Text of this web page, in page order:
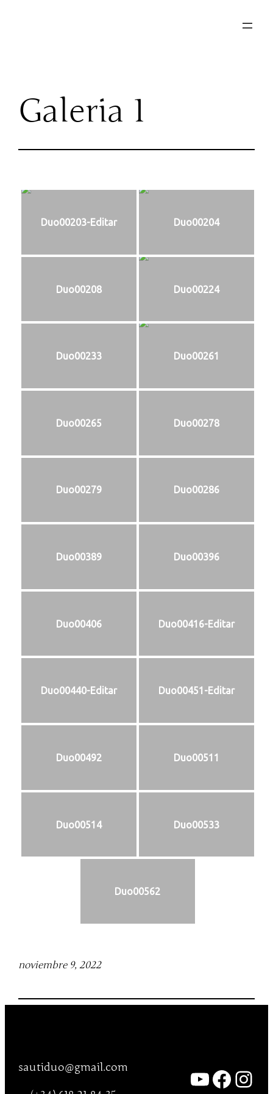
Galeria 1
Duo00203-Editar Duo00204
Duo00208 Duo00224
Duo00233 Duo00261
Duo00265 Duo00278
Duo00279 Duo00286
Duo00389 Duo00396
Duo00406 Duo00416-Editar
Duo00440-Editar Duo00451-Editar
Duo00492 Duo00511
Duo00514 Duo00533
Duo00562
noviembre 9, 2022
sautiduo@gmail.com